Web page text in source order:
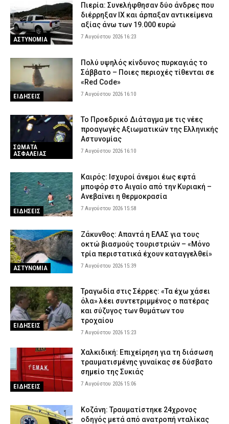
ΑΣΤΥΝΟΜΙΑ
Πιερία: Συνελήφθησαν δύο άνδρες που
διέρρηξαν ΙΧ και άρπαξαν αντικείμενα
αξίας άνω των 19.000 ευρώ
7 Αυγούστου 2026 16:23
ΕΙΔΗΣΕΙΣ
Πολύ υψηλός κίνδυνος πυρκαγιάς το
Σάββατο – Ποιες περιοχές τίθενται σε
«Red Code»
7 Αυγούστου 2026 16:10
ΣΩΜΑΤΑ
ΑΣΦΑΛΕΙΑΣ
Το Προεδρικό Διάταγμα με τις νέες
προαγωγές Αξιωματικών της Ελληνικής
Αστυνομίας
7 Αυγούστου 2026 16:10
ΕΙΔΗΣΕΙΣ
Καιρός: Ισχυροί άνεμοι έως εφτά
μποφόρ στο Αιγαίο από την Κυριακή –
Ανεβαίνει η θερμοκρασία
7 Αυγούστου 2026 15:58
ΑΣΤΥΝΟΜΙΑ
Ζάκυνθος: Απαντά η ΕΛΑΣ για τους
οκτώ βιασμούς τουριστριών – «Μόνο
τρία περιστατικά έχουν καταγγελθεί»
7 Αυγούστου 2026 15:39
ΕΙΔΗΣΕΙΣ
Τραγωδία στις Σέρρες: «Τα έχω χάσει
όλα» λέει συντετριμμένος ο πατέρας
και σύζυγος των θυμάτων του
τροχαίου
7 Αυγούστου 2026 15:23
ΕΙΔΗΣΕΙΣ
Χαλκιδική: Επιχείρηση για τη διάσωση
τραυματισμένης γυναίκας σε δύσβατο
σημείο της Συκιάς
7 Αυγούστου 2026 15:06
Κοζάνη: Τραυματίστηκε 24χρονος
οδηγός μετά από ανατροπή νταλίκας